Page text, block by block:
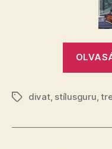
Címkék
divat, stílusguru ,